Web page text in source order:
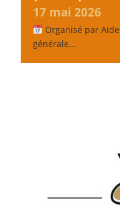
17 mai 2026
Organisé par
générale…